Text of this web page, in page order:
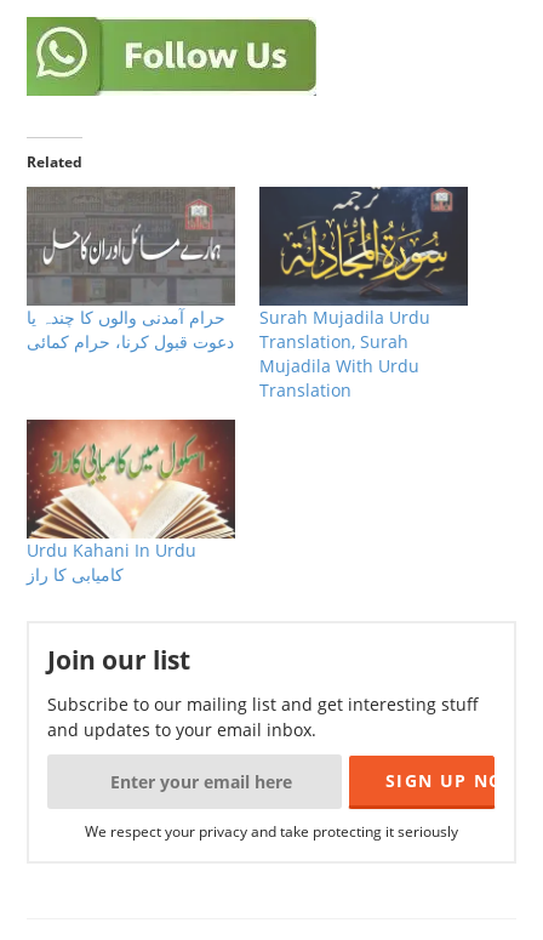
Related
حرام آمدنی والوں کا چندہ یا
دعوت قبول کرنا، حرام کمائی
Surah Mujadila Urdu
Translation, Surah
Mujadila With Urdu
Translation
Urdu Kahani In Urdu
کامیابی کا راز
Join our list
Subscribe to our mailing list and get interesting stuff
and updates to your email inbox.
We respect your privacy and take protecting it seriously